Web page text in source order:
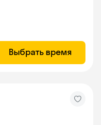
Выбрать время